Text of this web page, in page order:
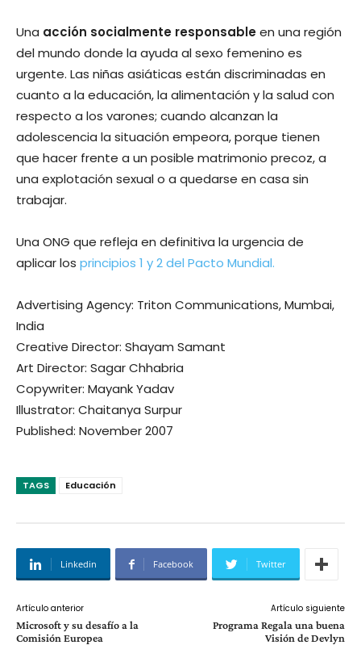
Una acción socialmente responsableen una región
del mundo donde la ayuda al sexo femenino es
urgente. Las niñas asiáticas están discriminadas en
cuanto a la educación, la alimentación y la salud con
respecto a los varones; cuando alcanzan la
adolescencia la situación empeora, porque tienen
que hacer frente a un posible matrimonio precoz, a
una explotación sexual o a quedarse en casa sin
trabajar.
Una ONG que refleja en definitiva la urgencia de
aplicar los principios 1 y 2 del Pacto Mundial.
Advertising Agency: Triton Communications, Mumbai,
India
Creative Director: Shayam Samant
Art Director: Sagar Chhabria
Copywriter: Mayank Yadav
Illustrator: Chaitanya Surpur
Published: November 2007
TAGS Educación
Linkedin Facebook Twitter
Artículo anterior
Microsoft y su desafí­o a la
Comisión Europea
Artículo siguiente
Programa Regala una buena
Visión de Devlyn